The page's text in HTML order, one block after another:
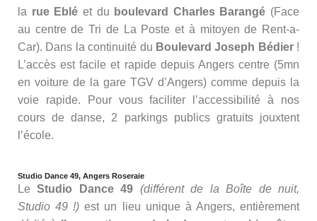
la rue Eblé et du boulevard Charles Barangé (Face
au centre de Tri de La Poste et à mitoyen de Rent-a-
Car). Dans la continuité du Boulevard Joseph Bédier!
L’accès est facile et rapide depuis Angers centre (5mn
en voiture de la gare TGV d’Angers) comme depuis la
voie rapide. Pour vous faciliter l’accessibilité à nos
cours de danse, 2 parkings publics gratuits jouxtent
l’école.
Studio Dance 49, Angers Roseraie
LeStudio Dance 49 (différent de la Boîte de nuit,
Studio 49 !)est un lieu unique à Angers, entièrement